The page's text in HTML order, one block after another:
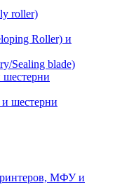
roller)
Roller) и
Sealing blade)
шестерни